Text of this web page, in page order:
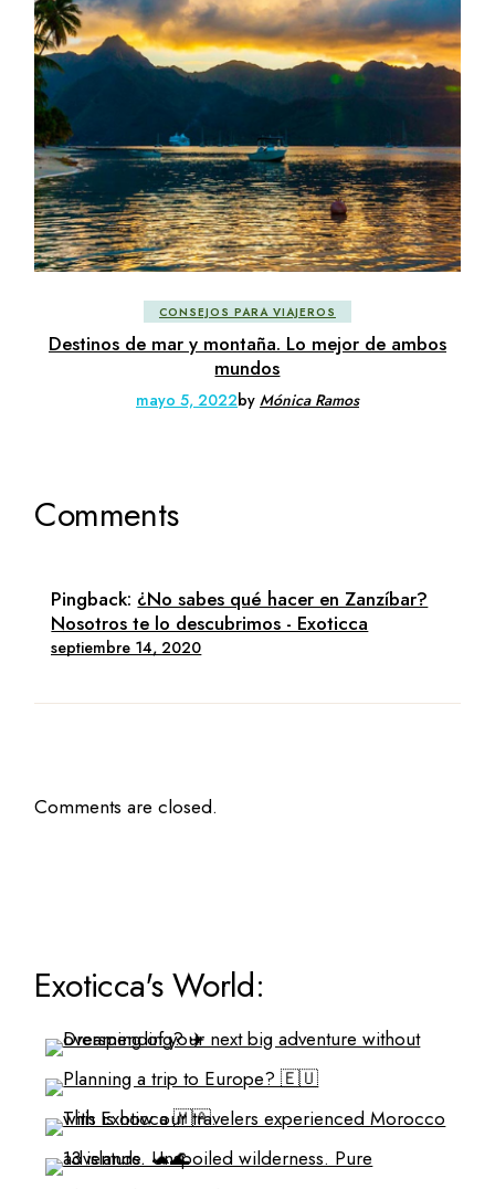
CONSEJOS PARA VIAJEROS
Destinos de mar y montaña. Lo mejor de ambos
mundos
mayo 5, 2022by Mónica Ramos
Comments
Pingback: ¿No sabes qué hacer en Zanzíbar?
Nosotros te lo descubrimos - Exoticca
septiembre 14, 2020
Comments are closed.
Exoticca's World: